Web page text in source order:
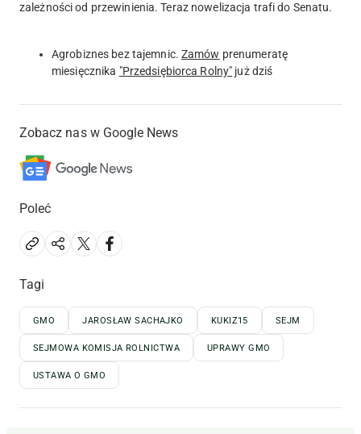
zależności od przewinienia. Teraz nowelizacja trafi do Senatu.
Agrobiznes bez tajemnic. Zamów prenumeratę
miesięcznika "Przedsiębiorca Rolny" już dziś
Zobacz nas w Google News
Poleć
Tagi
GMO JAROSŁAW SACHAJKO KUKIZ15 SEJM
SEJMOWA KOMISJA ROLNICTWA UPRAWY GMO
USTAWA O GMO